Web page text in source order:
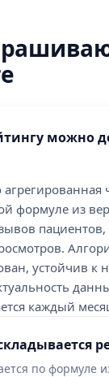
можно
агрегированная
формуле из
устойчив к
каждый
по формуле